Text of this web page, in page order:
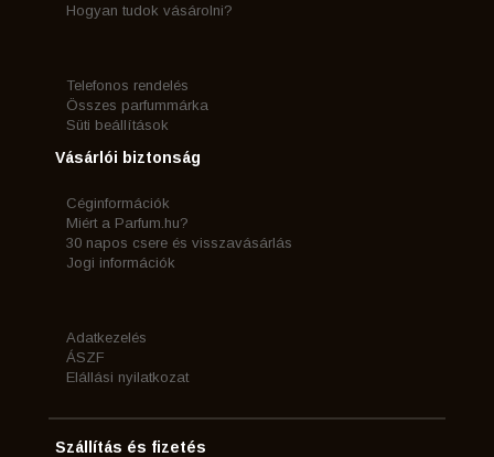
Hogyan tudok vásárolni?
Telefonos rendelés
Összes parfummárka
Süti beállítások
Vásárlói biztonság
Céginformációk
Miért a Parfum.hu?
30 napos csere és visszavásárlás
Jogi információk
Adatkezelés
ÁSZF
Elállási nyilatkozat
Szállítás és fizetés